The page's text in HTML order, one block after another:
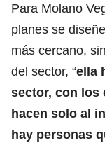
Para Molano
planes se
más cercano,
del sector, “ella
sector, con los
hacen solo al
hay personas